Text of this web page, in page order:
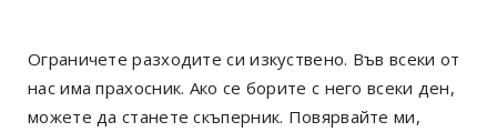
Ограничете разходите си изкуствено. Във всеки от
нас има прахосник. Ако се борите с него всеки ден,
можете да станете скъперник. Повярвайте ми,